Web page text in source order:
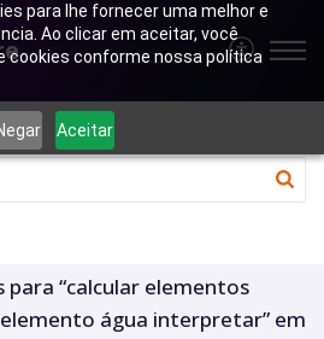
para lhe fornecer uma melhor e
Ao clicar em aceitar, você
cookies conforme nossa política
Aceitar
para “calcular elementos
água interpretar” em